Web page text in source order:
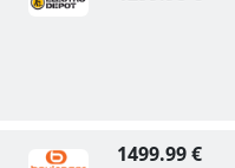
1499.99 €